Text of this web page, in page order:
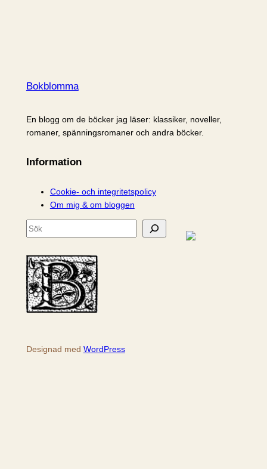
Bokblomma
En blogg om de böcker jag läser: klassiker, noveller,
romaner, spänningsromaner och andra böcker.
Information
Cookie- och integritetspolicy
Om mig & om bloggen
S
k
Designad med WordPress